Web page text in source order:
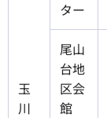
玉
川
ター
尾山
台地
区会
館